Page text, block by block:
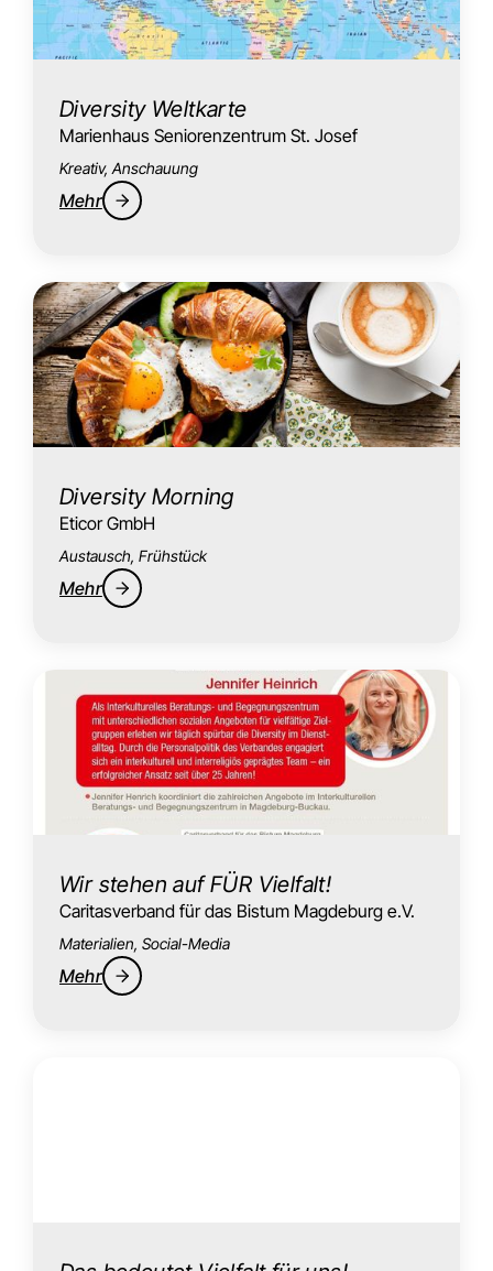
Diversity Weltkarte
Marienhaus Seniorenzentrum St. Josef
Kreativ, Anschauung
Mehr
Diversity Morning
Eticor GmbH
Austausch, Frühstück
Mehr
Wir stehen auf FÜR Vielfalt!
Caritasverband für das Bistum Magdeburg e.V.
Materialien, Social-Media
Mehr